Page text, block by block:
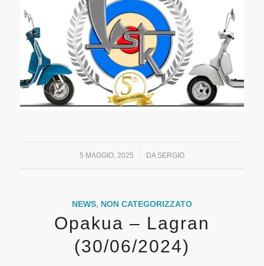
5 MAGGIO, 2025
/ DA SERGIO
NEWS, NON CATEGORIZZATO
Opakua – Lagran
(30/06/2024)